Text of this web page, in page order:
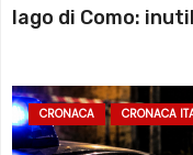
lago di Como:
CRONACA CRONACA